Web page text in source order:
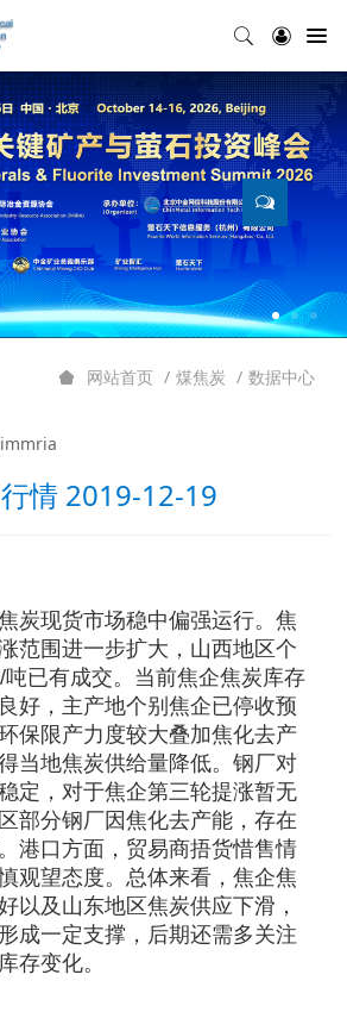
数据中心
煤焦炭
网站首页
immria
情 2019-12-19
炭现货市场稳中偏强运行。焦
范围进一步扩大，山西地区个
已有成交。当前焦企焦炭库存
好，主产地个别焦企已停收预
保限产力度较大叠加焦化去产
当地焦炭供给量降低。钢厂对
定，对于焦企第三轮提涨暂无
部分钢厂因焦化去产能，存在
港口方面，贸易商捂货惜售情
观望态度。总体来看，焦企焦
以及山东地区焦炭供应下滑，
成一定支撑，后期还需多关注
存变化。